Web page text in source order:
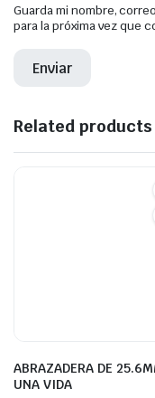
Guarda mi nombre,
para la próxima vez que
Related products
ABRAZADERA DE
UNA VIDA